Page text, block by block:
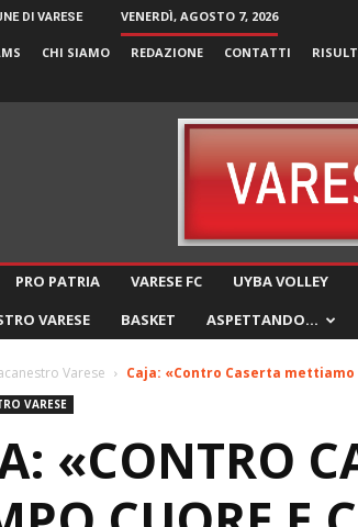
DI VARESE VENERDÌ, AGOSTO 7, 2026
CHI SIAMO REDAZIONE CONTATTI
PRO PATRIA VARESE FC UYBA VOLLEY
VARESE
BASKET ASPETTANDO…
Varese Caja: «Contro Caserta
VARESE
«CONTRO